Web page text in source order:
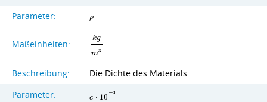
Parameter:
ρ
Maßeinheiten:
kg
m3
Beschreibung: Die Dichte des Materials
Parameter: c ⋅ 10
−3